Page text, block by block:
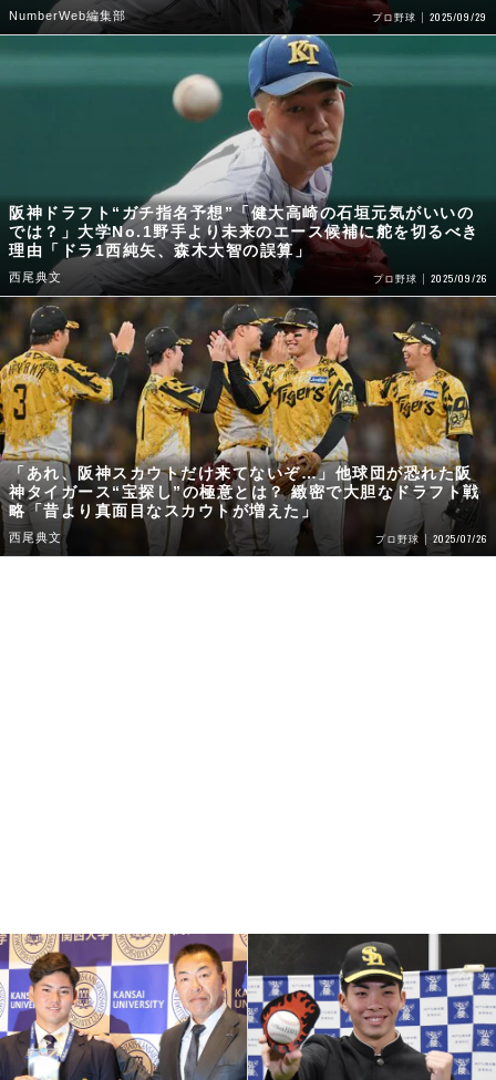
NumberWeb編集部 プロ野球 2025/09/29
阪神ドラフト“ガチ指名予想”「健大高崎の石垣元気がいいの
では？」大学No.1野手より未来のエース候補に舵を切るべき
理由「ドラ1西純矢、森木大智の誤算」
西尾典文 プロ野球 2025/09/26
「あれ、阪神スカウトだけ来てないぞ…」他球団が恐れた阪
神タイガース“宝探し”の極意とは？ 緻密で大胆なドラフト戦
略「昔より真面目なスカウトが増えた」
西尾典文 プロ野球 2025/07/26